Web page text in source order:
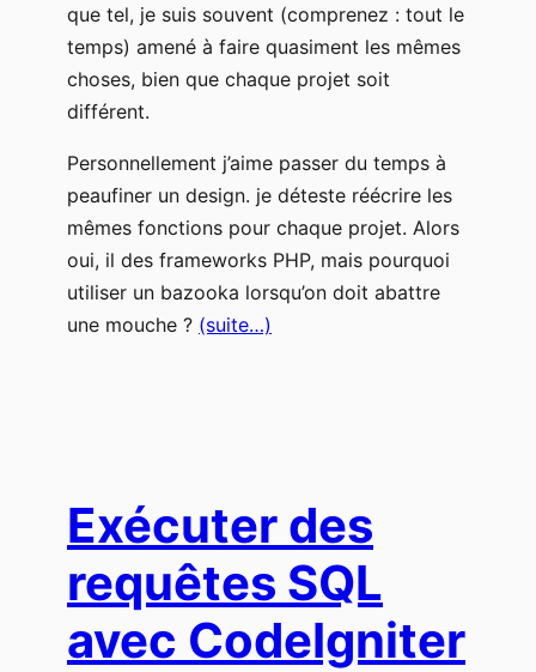
que tel, je suis souvent (comprenez : tout le
temps) amené à faire quasiment les mêmes
choses, bien que chaque projet soit
différent.
Personnellement j’aime passer du temps à
peaufiner un design. je déteste réécrire les
mêmes fonctions pour chaque projet. Alors
oui, il des frameworks PHP, mais pourquoi
utiliser un bazooka lorsqu’on doit abattre
une mouche ? (suite…)
Exécuter des
requêtes SQL
avec CodeIgniter